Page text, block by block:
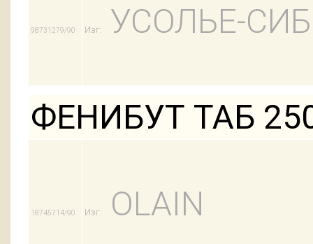
98731279/90 Изг: УСОЛЬЕ-
ФЕНИБУТ ТАБ
18745714/90 Изг: OLAIN